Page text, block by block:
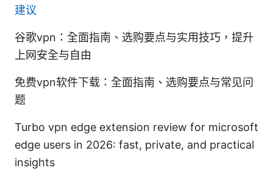
建议
谷歌vpn：全面指南、选购要点与实用技巧，提升
上网安全与自由
免费vpn软件下载：全面指南、选购要点与常见问
题
Turbo vpn edge extension review for microsoft
edge users in 2026: fast, private, and practical
insights